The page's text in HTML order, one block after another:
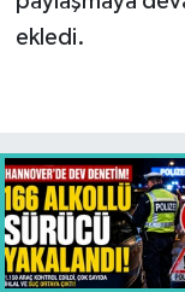
ekledi.